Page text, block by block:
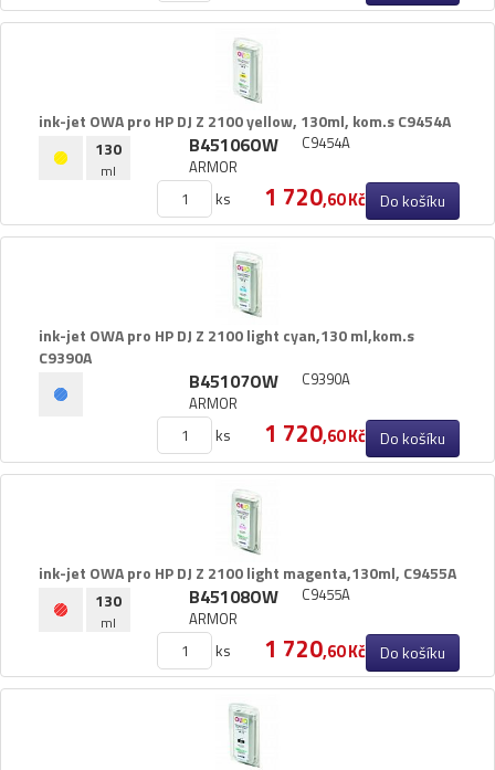
ink-​jet OWA pro HP DJ Z 2100 yellow,​ 130ml,​ kom.​s C9454A
130
ml
B45106OW
ARMOR
C9454A
ks 1 720,60 Kč Do košíku
ink-​jet OWA pro HP DJ Z 2100 light cyan,​130 ml,​kom.​s
C9390A
B45107OW
ARMOR
C9390A
ks 1 720,60 Kč Do košíku
ink-​jet OWA pro HP DJ Z 2100 light magenta,​130ml,​ C9455A
130
ml
B45108OW
ARMOR
C9455A
ks 1 720,60 Kč Do košíku